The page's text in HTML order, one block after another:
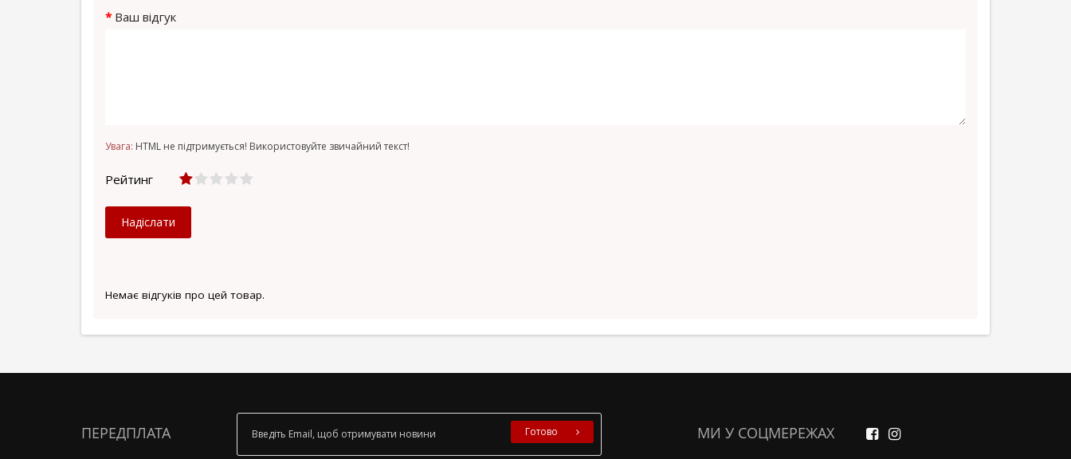
Немає відгуків про цей товар.
Ваш відгук
Увага: HTML не підтримується! Використовуйте звичайний текст!
Рейтинг
Надіслати
ПЕРЕДПЛАТА Готово МИ У СОЦМЕРЕЖАХ